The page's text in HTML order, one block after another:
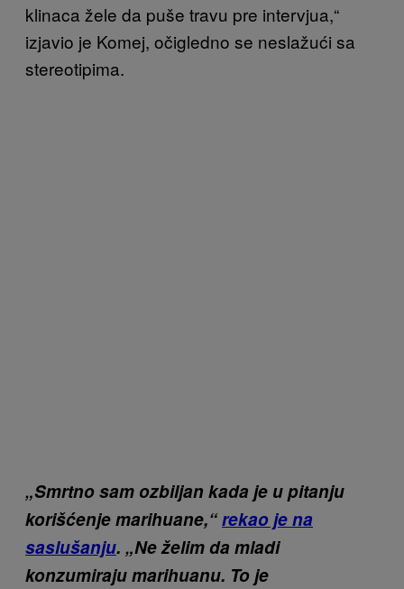
klinaca žele da puše travu pre intervjua,“
izjavio je Komej, očigledno se neslažući sa
stereotipima.
„Smrtno sam ozbiljan kada je u pitanju
korišćenje marihuane,“rekao je na
saslušanju. „Ne želim da mladi
konzumiraju marihuanu. To je